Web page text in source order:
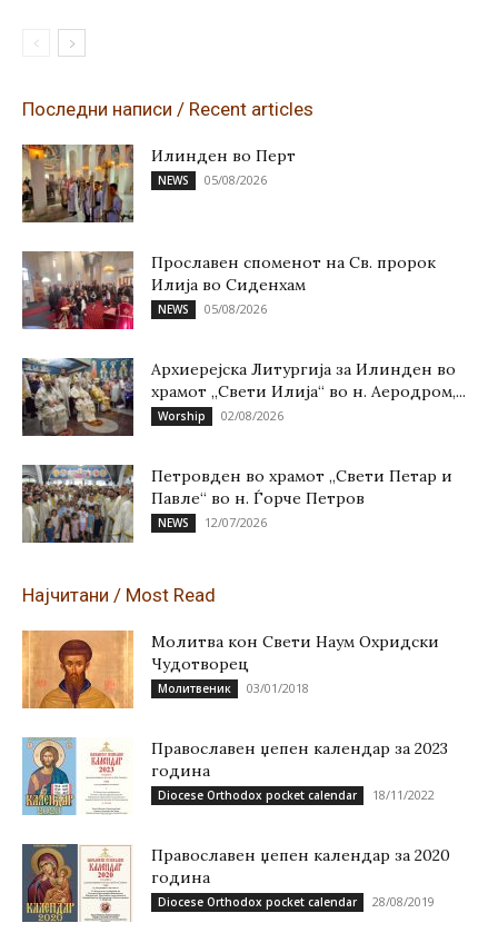
Последни написи / Recent articles
Илинден во Перт
NEWS 05/08/2026
Прославен споменот на Св. пророк
Илија во Сиденхам
NEWS 05/08/2026
Архиерејска Литургија за Илинден во
храмот „Свети Илија“ во н. Аеродром,...
Worship 02/08/2026
Петровден во храмот „Свети Петар и
Павле“ во н. Ѓорче Петров
NEWS 12/07/2026
Најчитани / Most Read
Молитва кон Свети Наум Охридски
Чудотворец
Молитвеник 03/01/2018
Православен џепен календар за 2023
година
Diocese Orthodox pocket calendar 18/11/2022
Православен џепен календар за 2020
година
Diocese Orthodox pocket calendar 28/08/2019